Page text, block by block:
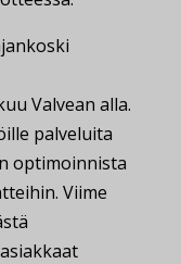
Valvean alla.
palveluita
optimoinnista
Viime